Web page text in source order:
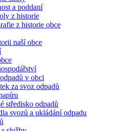
a poddaní
z historie
z historie obce
naší obce
v obci
za svoz odpadů
středisko odpadů
svozů a ukládání odpadu